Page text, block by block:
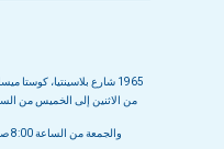
1965 شارع بلاسينتيا، كوستا ميسا، كاليفورنيا 92627
والجمعة من الساعة 8:00 صباحًا إلى 3:30 مساءً